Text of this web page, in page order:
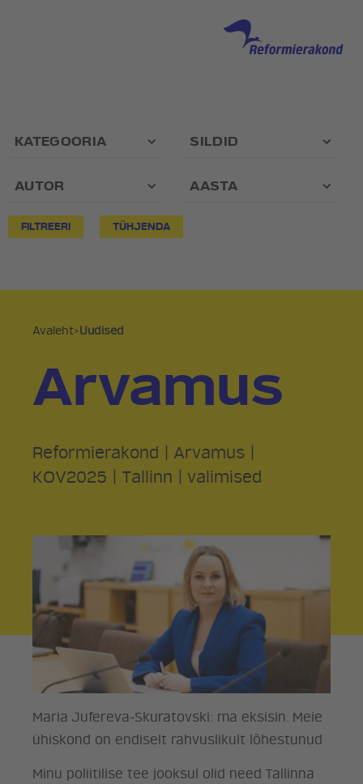
FILTREERI TÜHJENDA
Avaleht>Uudised
Arvamus
Reformierakond Arvamus
KOV2025
Tallinn valimised
Maria Jufereva-Skuratovski: ma eksisin. Meie
ühiskond on endiselt rahvuslikult lõhestunud
Minu poliitilise tee jooksul olid need Tallinna